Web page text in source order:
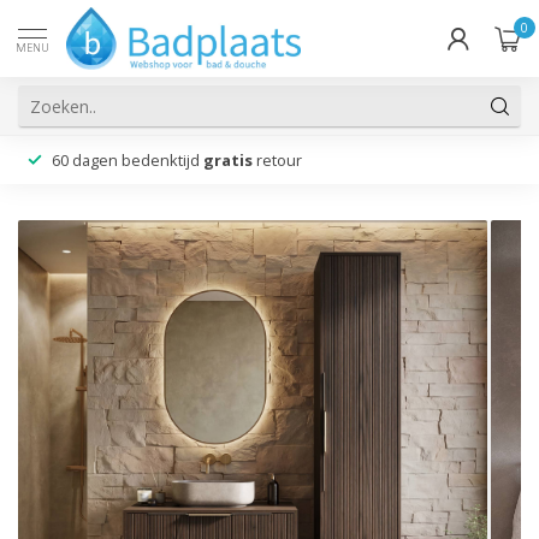
MENU
0
60 dagen bedenktijd gratis retour